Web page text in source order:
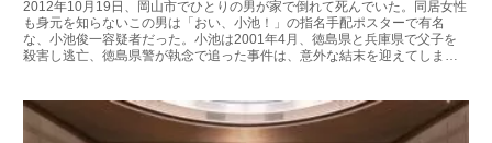
2012年10月19日、岡山市でひとりの男が家で倒れて死んでいた。同居女性
も身元を知らないこの男は「おい、小池！」の指名手配ポスターで有名
な、小池俊一容疑者だった。小池は2001年4月、徳島県と兵庫県で父子を
殺害し逃亡、徳島県警が執念で追った事件は、意外な結末を迎えてしまっ